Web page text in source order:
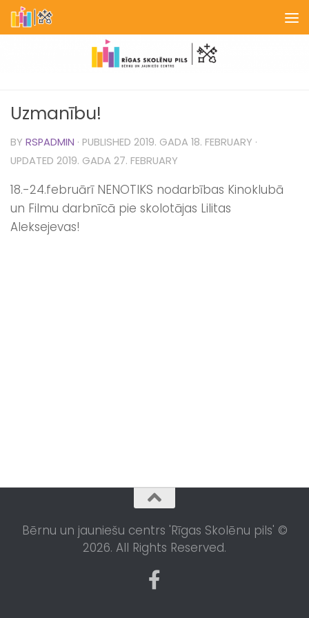
Skip to content
Uzmanību!
BY RSPADMIN · PUBLISHED 2019. GADA 18. FEBRUARY ·
UPDATED 2019. GADA 27. FEBRUARY
18.-24.februārī NENOTIKS nodarbības Kinoklubā
un Filmu darbnīcā pie skolotājas Lilitas
Aleksejevas!
Bērnu un jauniešu centrs 'Rīgas Skolēnu pils' ©
2026. All Rights Reserved.